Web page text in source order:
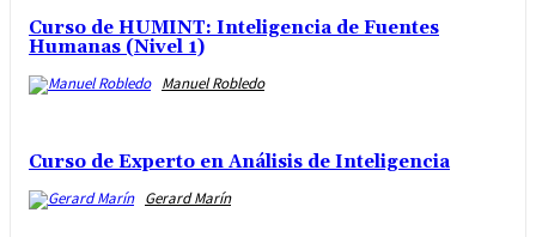
Curso de HUMINT: Inteligencia de Fuentes
Humanas (Nivel 1)
Manuel Robledo
Curso de Experto en Análisis de Inteligencia
Gerard Marín